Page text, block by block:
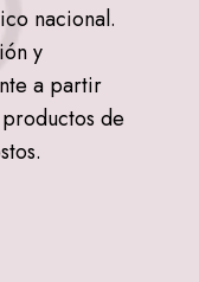
nacional.
y
a partir
de